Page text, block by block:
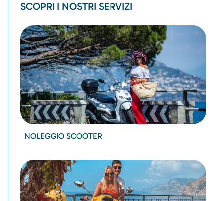
SCOPRI I NOSTRI SERVIZI
NOLEGGIO SCOOTER